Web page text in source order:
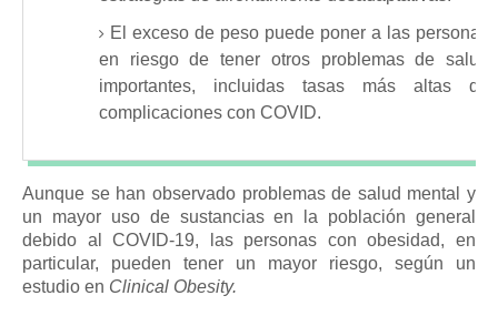
El exceso de peso puede poner a las personas
en riesgo de tener otros problemas de salud
importantes, incluidas tasas más altas de
complicaciones con COVID.
Aunque se han observado problemas de salud mental y
un mayor uso de sustancias en la población general
debido al COVID-19, las personas con obesidad, en
particular, pueden tener un mayor riesgo, según un
estudio en Clinical Obesity.